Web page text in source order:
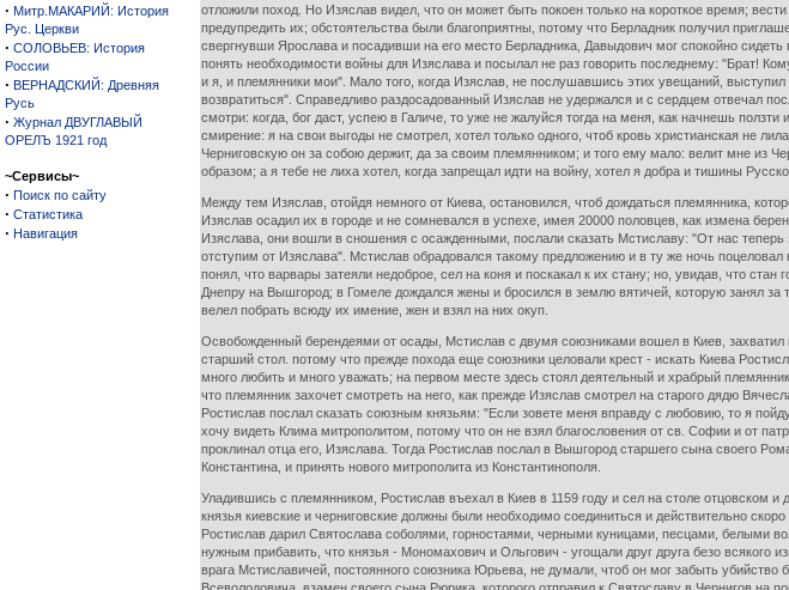
· Митр.МАКАРИЙ: История
Рус. Церкви
· СОЛОВЬЕВ: История
России
· ВЕРНАДСКИЙ: Древняя
Русь
· Журнал ДВУГЛАВЫЙ
ОРЕЛЪ 1921 год
~Сервисы~
· Поиск по сайту
· Статистика
· Навигация
отложили поход. Но Изяслав видел, что он может быть покоен только на короткое время;
предупредить их; обстоятельства были благоприятны, потому что Берладник получил
свергнувши Ярослава и посадивши на его место Берладника, Давыдович мог спокойно
понять необходимости войны для Изяслава и посылал не раз говорить последнему: "Брат!
и я, и племянники мои". Мало того, когда Изяслав, не послушавшись этих увещаний,
возвратиться". Справедливо раздосадованный Изяслав не удержался и с сердцем отвечал
смотри: когда, бог даст, успею в Галиче, то уже не жалуйся тогда на меня, как начнешь
смирение: я на свои выгоды не смотрел, хотел только одного, чтоб кровь христианская не
Черниговскую он за собою держит, да за своим племянником; и того ему мало: велит мне из
образом; а я тебе не лиха хотел, когда запрещал идти на войну, хотел я добра и тишины
Между тем Изяслав, отойдя немного от Киева, остановился, чтоб дождаться племянника,
Изяслав осадил их в городе и не сомневался в успехе, имея 20000 половцев, как измена
Изяслава, они вошли в сношения с осажденными, послали сказать Мстиславу: "От нас
отступим от Изяслава". Мстислав обрадовался такому предложению и в ту же ночь
понял, что варвары затеяли недоброе, сел на коня и поскакал к их стану; но, увидав, что
Днепру на Вышгород; в Гомеле дождался жены и бросился в землю вятичей, которую занял
велел побрать всюду их имение, жен и взял на них окуп.
Освобожденный берендеями от осады, Мстислав с двумя союзниками вошел в Киев,
старший стол. потому что прежде похода еще союзники целовали крест - искать Киева
много любить и много уважать; на первом месте здесь стоял деятельный и храбрый
что племянник захочет смотреть на него, как прежде Изяслав смотрел на старого дядю
Ростислав послал сказать союзным князьям: "Если зовете меня вправду с любовию, то я
хочу видеть Клима митрополитом, потому что он не взял благословения от св. Софии и от
проклинал отца его, Изяслава. Тогда Ростислав послал в Вышгород старшего сына своего
Константина, и принять нового митрополита из Константинополя.
Уладившись с племянником, Ростислав въехал в Киев в 1159 году и сел на столе отцовском
князья киевские и черниговские должны были необходимо соединиться и действительно
Ростислав дарил Святослава соболями, горностаями, черными куницами, песцами, белыми
нужным прибавить, что князья - Мономахович и Ольгович - угощали друг друга безо всякого
врага Мстиславичей, постоянного союзника Юрьева, не думали, чтоб он мог забыть